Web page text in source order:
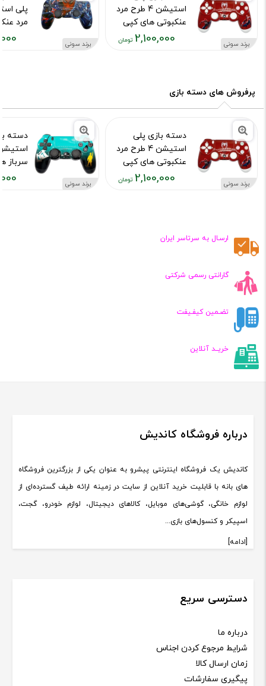
برند سونی
استیشن 4 طرح مرد
عنکبوتی های کپی
کد محصول :10015973
2,100,000
تومان
برند سونی
مرد
کد محصول
پرفروش های دسته بازی
برند سونی
دسته بازی پلی
استیشن 4 طرح مرد
عنکبوتی های کپی
کد محصول :10015973
2,100,000 برند سونی
دسته
سرباز
کد محصول
ارسـال به سرتاسر ایران
گارانتی رسمی شرکتی
تضـمین کیفـیفت
خریــد آنلاین
درباره فروشگاه کاندیش
کاندیش یک فروشگاه اینترنتی پیشرو به عنوان یکی از بزرگترین فروشگاه
های بانه با قابلیت خرید آنلاین از سایت در زمینه ارائه طیف گسترده‌ای از
لوازم خانگی، گوشی‌های موبایل، کالاهای دیجیتال، لوازم خودرو، گجت،
اسپیکر و کنسول‌های بازی...
[ادامه]
دسترسی سریع
درباره ما
شرایط مرجوع کردن اجناس
زمان ارسال کالا
پیگیری سفارشات